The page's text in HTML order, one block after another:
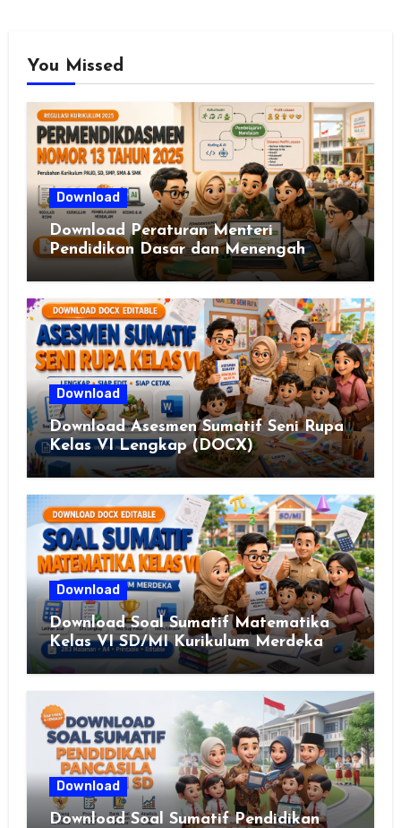
You Missed
Download
Download Peraturan Menteri
Pendidikan Dasar dan Menengah
Republik Indonesia Nomor 13 Tahun
2025
Download
Download Asesmen Sumatif Seni Rupa
Kelas VI Lengkap (DOCX)
Download
Download Soal Sumatif Matematika
Kelas VI SD/MI Kurikulum Merdeka
Download
Download Soal Sumatif Pendidikan